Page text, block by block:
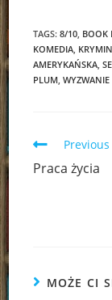
TAGS:8/10 BOOK
KOMEDIA
AMERYKAŃSKA
PLUM WYZWANIE
Read
articles
Praca życia
MOŻE CI